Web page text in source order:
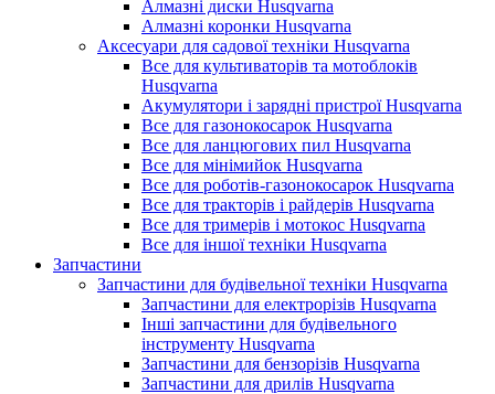
Алмазні диски Husqvarna
Алмазні коронки Husqvarna
Аксесуари для садової техніки Husqvarna
Все для культиваторів та мотоблоків
Husqvarna
Акумулятори і зарядні пристрої Husqvarna
Все для газонокосарок Husqvarna
Все для ланцюгових пил Husqvarna
Все для мінімийок Husqvarna
Все для роботів-газонокосарок Husqvarna
Все для тракторів і райдерів Husqvarna
Все для тримерів і мотокос Husqvarna
Все для іншої техніки Husqvarna
Запчастини
Запчастини для будівельної техніки Husqvarna
Запчастини для електрорізів Husqvarna
Інші запчастини для будівельного
інструменту Husqvarna
Запчастини для бензорізів Husqvarna
Запчастини для дрилів Husqvarna